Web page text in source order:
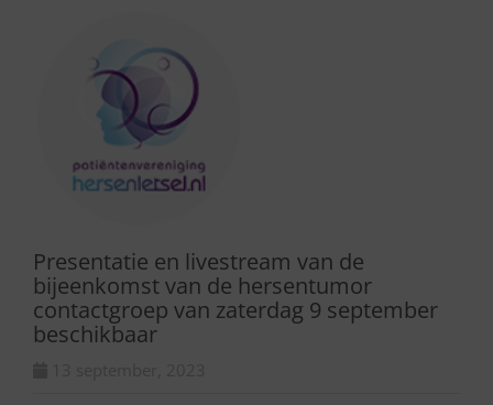
Presentatie en livestream van de
bijeenkomst van de hersentumor
contactgroep van zaterdag 9 september
beschikbaar